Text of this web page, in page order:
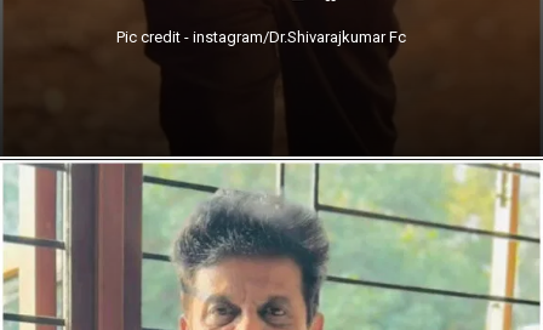
Pic credit - instagram/Dr.Shivarajkumar Fc